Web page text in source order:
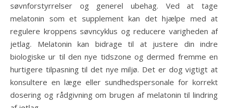
søvnforstyrrelser og generel ubehag. Ved at tage
melatonin som et supplement kan det hjælpe med at
regulere kroppens søvncyklus og reducere varigheden af
jetlag. Melatonin kan bidrage til at justere din indre
biologiske ur til den nye tidszone og dermed fremme en
hurtigere tilpasning til det nye miljø. Det er dog vigtigt at
konsultere en læge eller sundhedspersonale for korrekt
dosering og rådgivning om brugen af melatonin til lindring